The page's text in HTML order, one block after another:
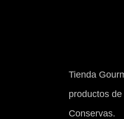
Tienda
productos
Conservas.